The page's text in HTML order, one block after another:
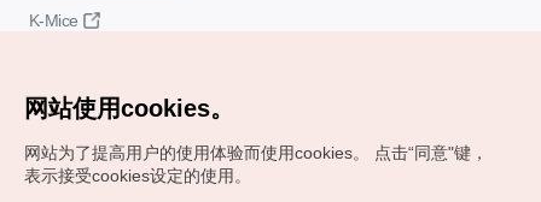
K-Mice
网站使用cookies。
网站为了提高用户的使用体验而使用cookies。
点击“同意"键，
表示接受cookies设定的使用。